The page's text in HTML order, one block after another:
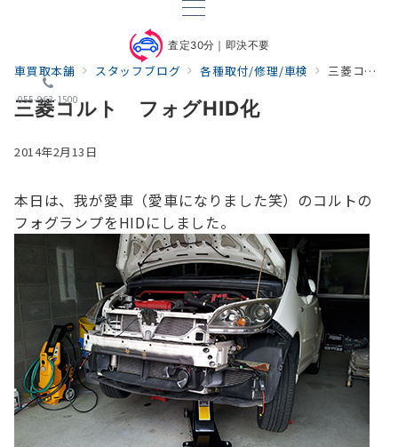
査定30分｜即決不要
055-963-1500
車買取本舗 スタッフブログ 各種取付/修理/車検 三菱コルト フォグHID化
三菱コルト フォグHID化
2014年2月13日
本日は、我が愛車（愛車になりました笑）のコルトの
フォグランプをHIDにしました。